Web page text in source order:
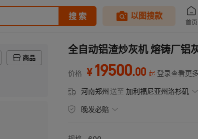
商品
全自动铝渣炒灰机 熔铸厂铝
价格 ¥19500.00 起 登录查看更
河南郑州 送至 加利福尼亚州洛杉矶
晚发必赔